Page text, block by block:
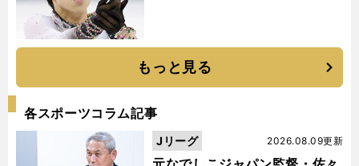
もっと見る
各スポーツコラム記事
2026.08.09更新
Jリーグ